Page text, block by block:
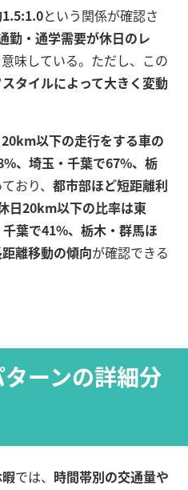
という関係が確認さ
勤・通学需要が休日のレ
味している。ただし、この
タイルによって大きく変動
以下の走行をする車の
、埼玉・千葉で67%、栃
おり、 都市部ほど短距離利
日20km以下の比率は東
葉で41%、栃木・群馬ほ
離移動の傾向が確認できる
ーンの詳細分
では、 時間帯別の交通量や